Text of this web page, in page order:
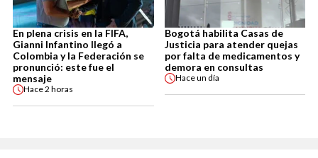
En plena crisis en la FIFA,
Gianni Infantino llegó a
Colombia y la Federación se
pronunció: este fue el
mensaje
Hace2 horas
Bogotá habilita Casas de
Justicia para atender quejas
por falta de medicamentos y
demora en consultas
Haceun día